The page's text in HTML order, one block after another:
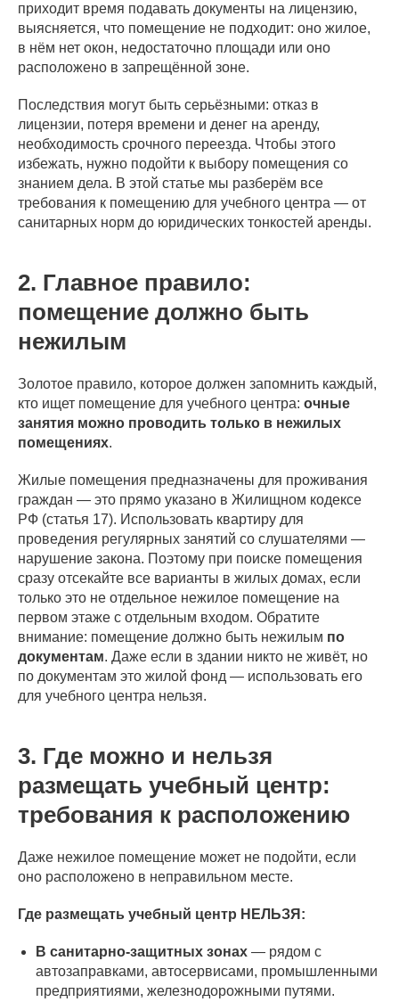
приходит время подавать документы на лицензию,
выясняется, что помещение не подходит: оно жилое,
в нём нет окон, недостаточно площади или оно
расположено в запрещённой зоне.
Последствия могут быть серьёзными: отказ в
лицензии, потеря времени и денег на аренду,
необходимость срочного переезда. Чтобы этого
избежать, нужно подойти к выбору помещения со
знанием дела. В этой статье мы разберём все
требования к помещению для учебного центра — от
санитарных норм до юридических тонкостей аренды.
2. Главное правило:
помещение должно быть
нежилым
Золотое правило, которое должен запомнить каждый,
кто ищет помещение для учебного центра: очные
занятия можно проводить только в нежилых
помещениях.
Жилые помещения предназначены для проживания
граждан — это прямо указано в Жилищном кодексе
РФ (статья 17). Использовать квартиру для
проведения регулярных занятий со слушателями —
нарушение закона. Поэтому при поиске помещения
сразу отсекайте все варианты в жилых домах, если
только это не отдельное нежилое помещение на
первом этаже с отдельным входом. Обратите
внимание: помещение должно быть нежилым по
документам. Даже если в здании никто не живёт, но
по документам это жилой фонд — использовать его
для учебного центра нельзя.
3. Где можно и нельзя
размещать учебный центр:
требования к расположению
Даже нежилое помещение может не подойти, если
оно расположено в неправильном месте.
Где размещать учебный центр НЕЛЬЗЯ:
В санитарно-защитных зонах — рядом с
автозаправками, автосервисами, промышленными
предприятиями, железнодорожными путями.